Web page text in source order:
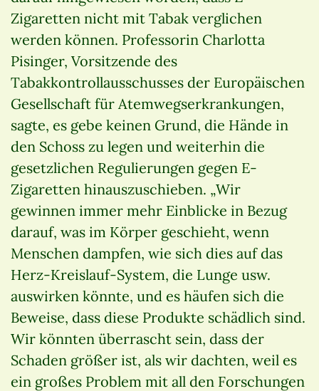
Zigaretten nicht mit Tabak verglichen
werden können. Professorin Charlotta
Pisinger, Vorsitzende des
Tabakkontrollausschusses der Europäischen
Gesellschaft für Atemwegserkrankungen,
sagte, es gebe keinen Grund, die Hände in
den Schoss zu legen und weiterhin die
gesetzlichen Regulierungen gegen E-
Zigaretten hinauszuschieben. „Wir
gewinnen immer mehr Einblicke in Bezug
darauf, was im Körper geschieht, wenn
Menschen dampfen, wie sich dies auf das
Herz-Kreislauf-System, die Lunge usw.
auswirken könnte, und es häufen sich die
Beweise, dass diese Produkte schädlich sind.
Wir könnten überrascht sein, dass der
Schaden größer ist, als wir dachten, weil es
ein großes Problem mit all den Forschungen